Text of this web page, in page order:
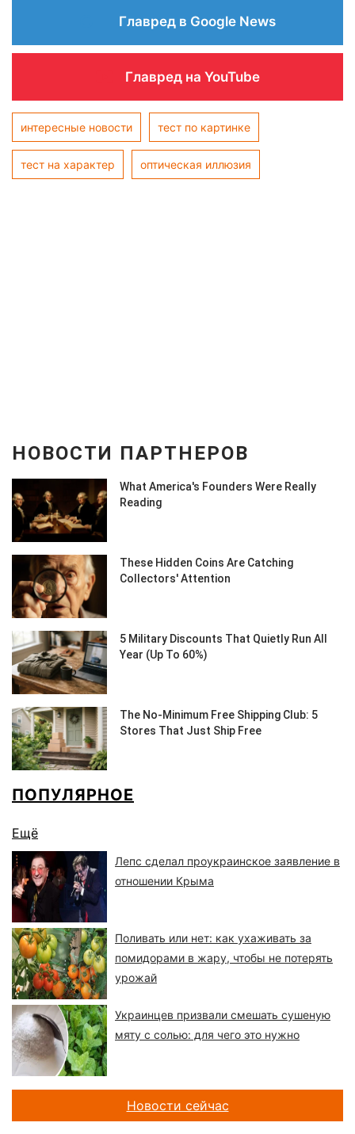
Главред в Google News
Главред на YouTube
интересные новости тест по картинке
тест на характер оптическая иллюзия
ПОПУЛЯРНОЕ
Ещё
Лепс сделал проукраинское заявление в
отношении Крыма
Поливать или нет: как ухаживать за
помидорами в жару, чтобы не потерять
урожай
Украинцев призвали смешать сушеную
мяту с солью: для чего это нужно
Новости сейчас